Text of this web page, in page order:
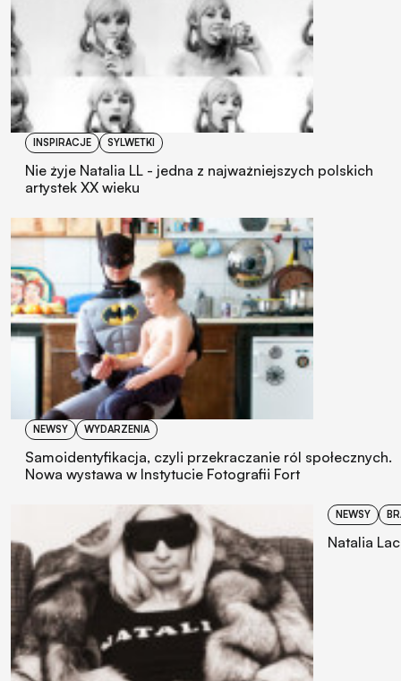
INSPIRACJE SYLWETKI
Nie żyje Natalia LL - jedna z najważniejszych polskich
artystek XX wieku
NEWSY WYDARZENIA
Samoidentyfikacja, czyli przekraczanie ról społecznych.
Nowa wystawa w Instytucie Fotografii Fort
NEWSY
Natalia